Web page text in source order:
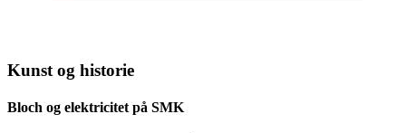
Kunst og historie
Bloch og elektricitet på SMK